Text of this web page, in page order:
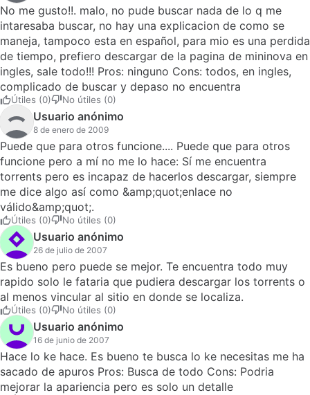
No me gusto!!. malo, no pude buscar nada de lo q me
intaresaba buscar, no hay una explicacion de como se
maneja, tampoco esta en español, para mio es una perdida
de tiempo, prefiero descargar de la pagina de mininova en
ingles, sale todo!!! Pros: ninguno Cons: todos, en ingles,
complicado de buscar y depaso no encuentra
Útiles (0) No útiles (0)
Usuario anónimo
8 de enero de 2009
Puede que para otros funcione.... Puede que para otros
funcione pero a mí no me lo hace: Sí me encuentra
torrents pero es incapaz de hacerlos descargar, siempre
me dice algo así como &amp;quot;enlace no
válido&amp;quot;.
Útiles (0) No útiles (0)
Usuario anónimo
26 de julio de 2007
Es bueno pero puede se mejor. Te encuentra todo muy
rapido solo le fataria que pudiera descargar los torrents o
al menos vincular al sitio en donde se localiza.
Útiles (0) No útiles (0)
Usuario anónimo
16 de junio de 2007
Hace lo ke hace. Es bueno te busca lo ke necesitas me ha
sacado de apuros Pros: Busca de todo Cons: Podria
mejorar la apariencia pero es solo un detalle